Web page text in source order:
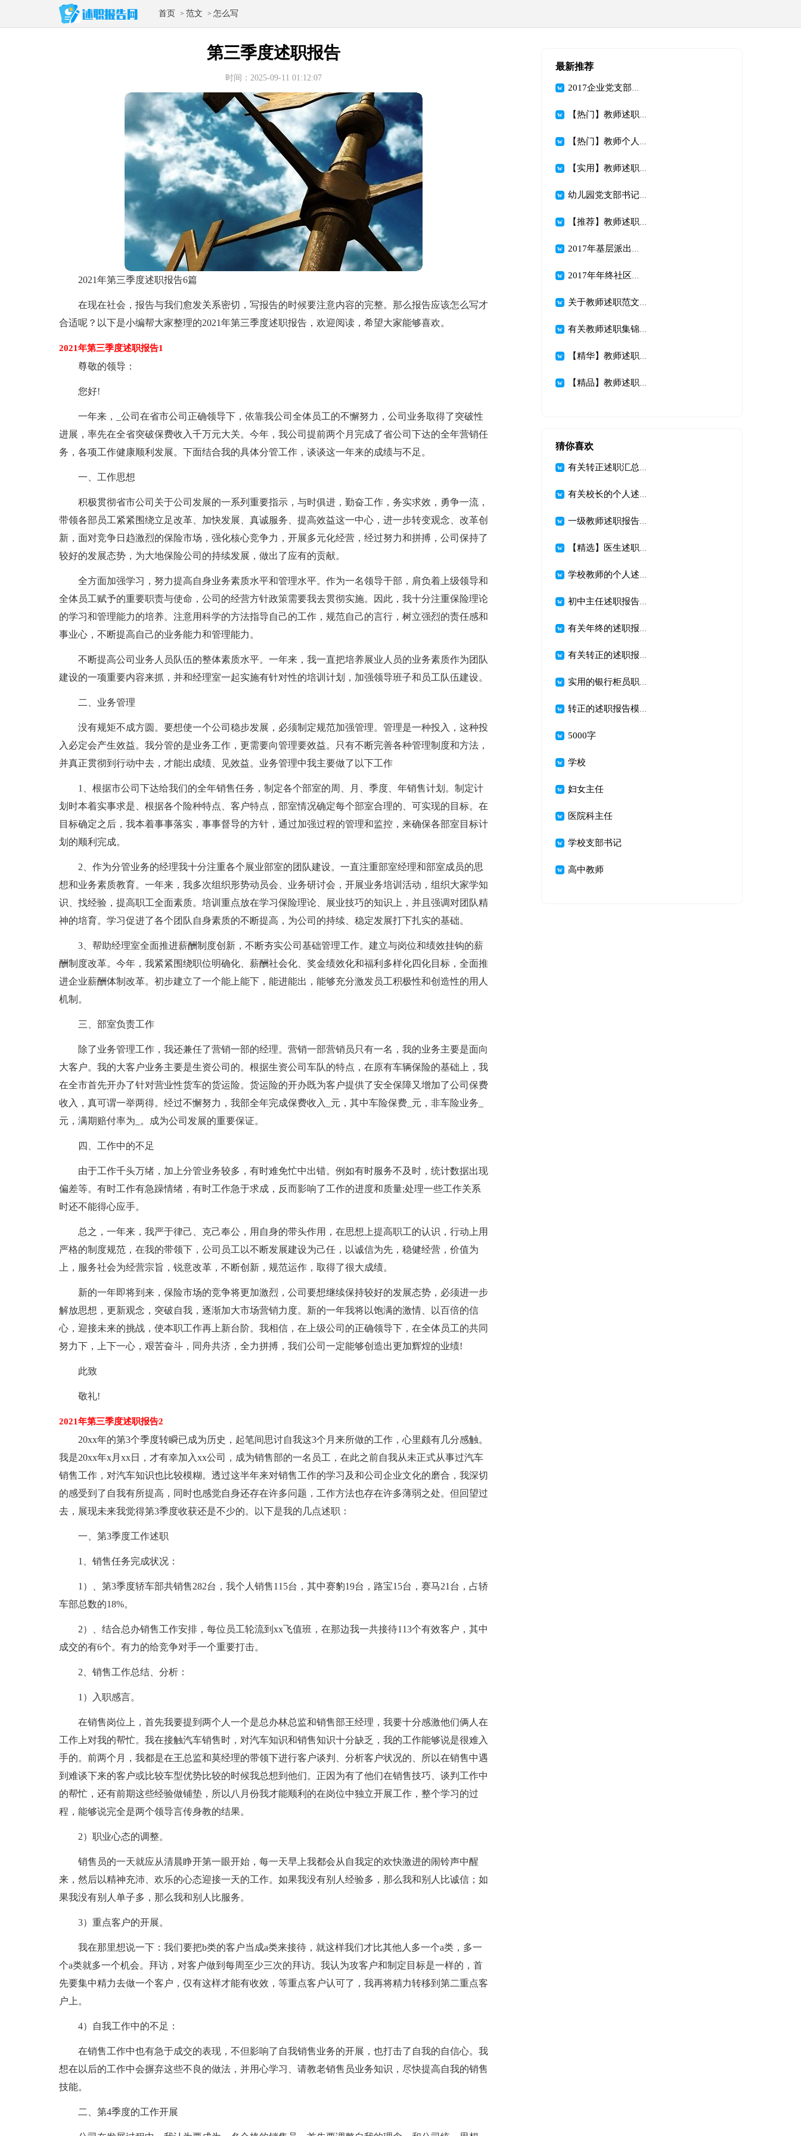
首页 > 范文 > 怎么写
第三季度述职报告
时间：2025-09-11 01:12:07
2021年第三季度述职报告6篇
在现在社会，报告与我们愈发关系密切，写报告的时候要注意内容的完整。那么报告应该怎么写才
合适呢？以下是小编帮大家整理的2021年第三季度述职报告，欢迎阅读，希望大家能够喜欢。
2021年第三季度述职报告1
尊敬的领导：
您好!
一年来，_公司在省市公司正确领导下，依靠我公司全体员工的不懈努力，公司业务取得了突破性
进展，率先在全省突破保费收入千万元大关。今年，我公司提前两个月完成了省公司下达的全年营销任
务，各项工作健康顺利发展。下面结合我的具体分管工作，谈谈这一年来的成绩与不足。
一、工作思想
积极贯彻省市公司关于公司发展的一系列重要指示，与时俱进，勤奋工作，务实求效，勇争一流，
带领各部员工紧紧围绕立足改革、加快发展、真诚服务、提高效益这一中心，进一步转变观念、改革创
新，面对竞争日趋激烈的保险市场，强化核心竞争力，开展多元化经营，经过努力和拼搏，公司保持了
较好的发展态势，为大地保险公司的持续发展，做出了应有的贡献。
全方面加强学习，努力提高自身业务素质水平和管理水平。作为一名领导干部，肩负着上级领导和
全体员工赋予的重要职责与使命，公司的经营方针政策需要我去贯彻实施。因此，我十分注重保险理论
的学习和管理能力的培养。注意用科学的方法指导自己的工作，规范自己的言行，树立强烈的责任感和
事业心，不断提高自己的业务能力和管理能力。
不断提高公司业务人员队伍的整体素质水平。一年来，我一直把培养展业人员的业务素质作为团队
建设的一项重要内容来抓，并和经理室一起实施有针对性的培训计划，加强领导班子和员工队伍建设。
二、业务管理
没有规矩不成方圆。要想使一个公司稳步发展，必须制定规范加强管理。管理是一种投入，这种投
入必定会产生效益。我分管的是业务工作，更需要向管理要效益。只有不断完善各种管理制度和方法，
并真正贯彻到行动中去，才能出成绩、见效益。业务管理中我主要做了以下工作
1、根据市公司下达给我们的全年销售任务，制定各个部室的周、月、季度、年销售计划。制定计
划时本着实事求是、根据各个险种特点、客户特点，部室情况确定每个部室合理的、可实现的目标。在
目标确定之后，我本着事事落实，事事督导的方针，通过加强过程的管理和监控，来确保各部室目标计
划的顺利完成。
2、作为分管业务的经理我十分注重各个展业部室的团队建设。一直注重部室经理和部室成员的思
想和业务素质教育。一年来，我多次组织形势动员会、业务研讨会，开展业务培训活动，组织大家学知
识、找经验，提高职工全面素质。培训重点放在学习保险理论、展业技巧的知识上，并且强调对团队精
神的培育。学习促进了各个团队自身素质的不断提高，为公司的持续、稳定发展打下扎实的基础。
3、帮助经理室全面推进薪酬制度创新，不断夯实公司基础管理工作。建立与岗位和绩效挂钩的薪
酬制度改革。今年，我紧紧围绕职位明确化、薪酬社会化、奖金绩效化和福利多样化四化目标，全面推
进企业薪酬体制改革。初步建立了一个能上能下，能进能出，能够充分激发员工积极性和创造性的用人
机制。
三、部室负责工作
除了业务管理工作，我还兼任了营销一部的经理。营销一部营销员只有一名，我的业务主要是面向
大客户。我的大客户业务主要是生资公司的。根据生资公司车队的特点，在原有车辆保险的基础上，我
在全市首先开办了针对营业性货车的货运险。货运险的开办既为客户提供了安全保障又增加了公司保费
收入，真可谓一举两得。经过不懈努力，我部全年完成保费收入_元，其中车险保费_元，非车险业务_
元，满期赔付率为_。成为公司发展的重要保证。
四、工作中的不足
由于工作千头万绪，加上分管业务较多，有时难免忙中出错。例如有时服务不及时，统计数据出现
偏差等。有时工作有急躁情绪，有时工作急于求成，反而影响了工作的进度和质量;处理一些工作关系
时还不能得心应手。
总之，一年来，我严于律己、克己奉公，用自身的带头作用，在思想上提高职工的认识，行动上用
严格的制度规范，在我的带领下，公司员工以不断发展建设为己任，以诚信为先，稳健经营，价值为
上，服务社会为经营宗旨，锐意改革，不断创新，规范运作，取得了很大成绩。
新的一年即将到来，保险市场的竞争将更加激烈，公司要想继续保持较好的发展态势，必须进一步
解放思想，更新观念，突破自我，逐渐加大市场营销力度。新的一年我将以饱满的激情、以百倍的信
心，迎接未来的挑战，使本职工作再上新台阶。我相信，在上级公司的正确领导下，在全体员工的共同
努力下，上下一心，艰苦奋斗，同舟共济，全力拼搏，我们公司一定能够创造出更加辉煌的业绩!
此致
敬礼!
2021年第三季度述职报告2
20xx年的第3个季度转瞬已成为历史，起笔间思讨自我这3个月来所做的工作，心里颇有几分感触。
我是20xx年x月xx日，才有幸加入xx公司，成为销售部的一名员工，在此之前自我从未正式从事过汽车
销售工作，对汽车知识也比较模糊。透过这半年来对销售工作的学习及和公司企业文化的磨合，我深切
的感受到了自我有所提高，同时也感觉自身还存在许多问题，工作方法也存在许多薄弱之处。但回望过
去，展现未来我觉得第3季度收获还是不少的。以下是我的几点述职：
一、第3季度工作述职
1、销售任务完成状况：
1）、第3季度轿车部共销售282台，我个人销售115台，其中赛豹19台，路宝15台，赛马21台，占轿
车部总数的18%。
2）、结合总办销售工作安排，每位员工轮流到xx飞值班，在那边我一共接待113个有效客户，其中
成交的有6个。有力的给竞争对手一个重要打击。
2、销售工作总结、分析：
1）入职感言。
在销售岗位上，首先我要提到两个人一个是总办林总监和销售部王经理，我要十分感激他们俩人在
工作上对我的帮忙。我在接触汽车销售时，对汽车知识和销售知识十分缺乏，我的工作能够说是很难入
手的。前两个月，我都是在王总监和莫经理的带领下进行客户谈判、分析客户状况的、所以在销售中遇
到难谈下来的客户或比较车型优势比较的时候我总想到他们。正因为有了他们在销售技巧、谈判工作中
的帮忙，还有前期这些经验做铺垫，所以八月份我才能顺利的在岗位中独立开展工作，整个学习的过
程，能够说完全是两个领导言传身教的结果。
2）职业心态的调整。
销售员的一天就应从清晨睁开第一眼开始，每一天早上我都会从自我定的欢快激进的闹铃声中醒
来，然后以精神充沛、欢乐的心态迎接一天的工作。如果我没有别人经验多，那么我和别人比诚信；如
果我没有别人单子多，那么我和别人比服务。
3）重点客户的开展。
我在那里想说一下：我们要把b类的客户当成a类来接待，就这样我们才比其他人多一个a类，多一
个a类就多一个机会。拜访，对客户做到每周至少三次的拜访。我认为攻客户和制定目标是一样的，首
先要集中精力去做一个客户，仅有这样才能有收效，等重点客户认可了，我再将精力转移到第二重点客
户上。
4）自我工作中的不足：
在销售工作中也有急于成交的表现，不但影响了自我销售业务的开展，也打击了自我的自信心。我
想在以后的工作中会摒弃这些不良的做法，并用心学习、请教老销售员业务知识，尽快提高自我的销售
技能。
二、第4季度的工作开展
最新推荐
2017企业党支部书记述职报告范文
【热门】教师述职范文汇编9篇
【热门】教师个人述职述报告范文锦集9篇
【实用】教师述职模板5篇
幼儿园党支部书记述职报告（最新）
【推荐】教师述职模板汇总10篇
2017年基层派出所党支部书记述职报告
2017年年终社区党支部书记述职报告范文【最新】
关于教师述职范文汇编10篇
有关教师述职集锦4篇
【精华】教师述职集锦四篇
【精品】教师述职范文集合六篇
猜你喜欢
有关转正述职汇总四篇
有关校长的个人述职报告汇总5篇
一级教师述职报告模板六篇
【精选】医生述职报告三篇
学校教师的个人述职报告合集十篇
初中主任述职报告汇编8篇
有关年终的述职报告模板集锦九篇
有关转正的述职报告范文集合八篇
实用的银行柜员职等述职报告四篇
转正的述职报告模板五篇
5000字
学校
妇女主任
医院科主任
学校支部书记
高中教师